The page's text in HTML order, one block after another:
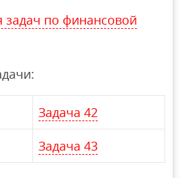
по финансовой
Задача 42
Задача 43